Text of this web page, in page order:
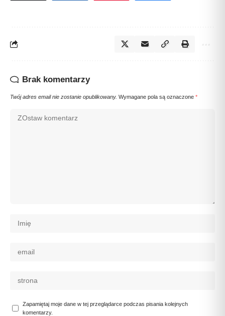
Brak komentarzy
Twój adres email nie zostanie opublikowany. Wymagane pola są oznaczone *
Zapamiętaj moje dane w tej przeglądarce podczas pisania kolejnych
komentarzy.